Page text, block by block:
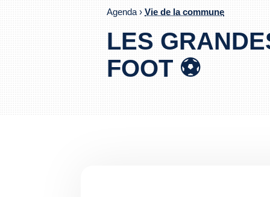
Agenda ›Vie de la commune
LES
FOOT ⚽